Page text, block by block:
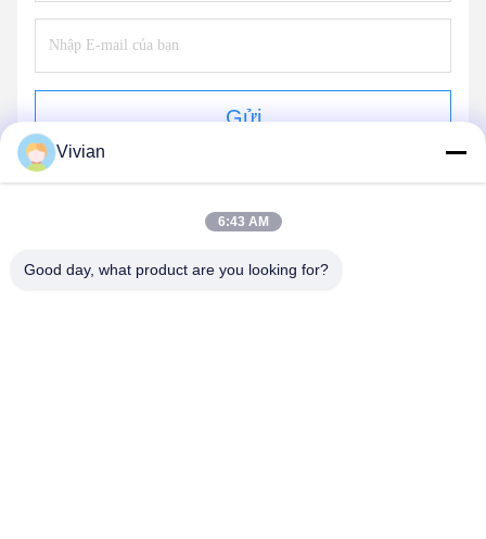
Gửi
Vivian
6:43 AM
Good day, what product are you looking for?